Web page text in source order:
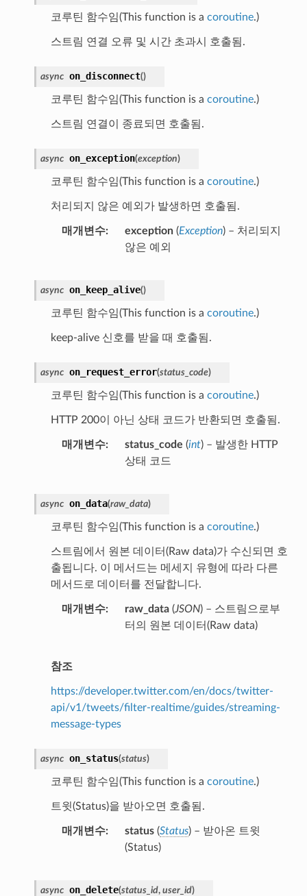
코루틴 함수임(This function is a coroutine.)
스트림 연결 오류 및 시간 초과시 호출됨.
async on_disconnect()
코루틴 함수임(This function is a coroutine.)
스트림 연결이 종료되면 호출됨.
async on_exception(exception)
코루틴 함수임(This function is a coroutine.)
처리되지 않은 예외가 발생하면 호출됨.
매개변수 exception(Exception) – 처리되지
않은 예외
async on_keep_alive()
코루틴 함수임(This function is a coroutine.)
keep-alive 신호를 받을 때 호출됨.
async on_request_error(status_code)
코루틴 함수임(This function is a coroutine.)
HTTP 200이 아닌 상태 코드가 반환되면 호출됨.
매개변수 status_code (int) – 발생한 HTTP
상태 코드
async on_data(raw_data)
코루틴 함수임(This function is a coroutine.)
스트림에서 원본 데이터(Raw data)가 수신되면 호
출됩니다. 이 메서드는 메세지 유형에 따라 다른
메서드로 데이터를 전달합니다.
매개변수 raw_data(JSON) – 스트림으로부
터의 원본 데이터(Raw data)
참조
https://developer.twitter.com/en/docs/twitter-
api/v1/tweets/filter-realtime/guides/streaming-
message-types
async on_status(status)
코루틴 함수임(This function is a coroutine.)
트윗(Status)을 받아오면 호출됨.
매개변수 status(Status) – 받아온 트윗
(Status)
async on_delete(status_id, user_id)